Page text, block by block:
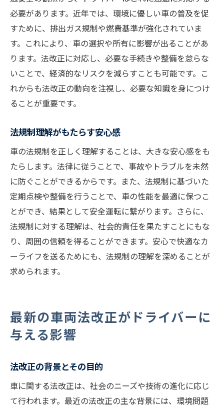
必要があります。近年では、環境に優しい車の普及を促
すために、排出ガス規制や燃費基準が強化されていま
す。これにより、車の選択や所有に影響が出ることがあ
ります。法改正に対応し、必要な手続きや整備を怠らな
いことで、経済的なリスクを減らすことも可能です。こ
れからも法改正の動向を注視し、必要な知識を身につけ
ることが重要です。
法規制理解がもたらす安心感
車の法規制を正しく理解することは、大きな安心感をも
たらします。法律に従うことで、事故やトラブルを未然
に防ぐことができるからです。また、法規制に基づいた
定期点検や整備を行うことで、車の性能を最適に保つこ
とができ、結果として安全運転に繋がります。さらに、
法規制に対する理解は、社会的責任を果たすことにもな
り、周囲の信頼を得ることができます。安心で快適なカ
ーライフを送るためにも、法規制の理解を深めることが
求められます。
最新の車両法改正がドライバーに
与える影響
法改正の背景とその目的
車に関する法改正は、社会のニーズや技術の進化に応じ
て行われます。最近の法改正の主な背景には、環境問題